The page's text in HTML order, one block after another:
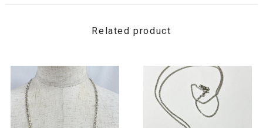
Related product